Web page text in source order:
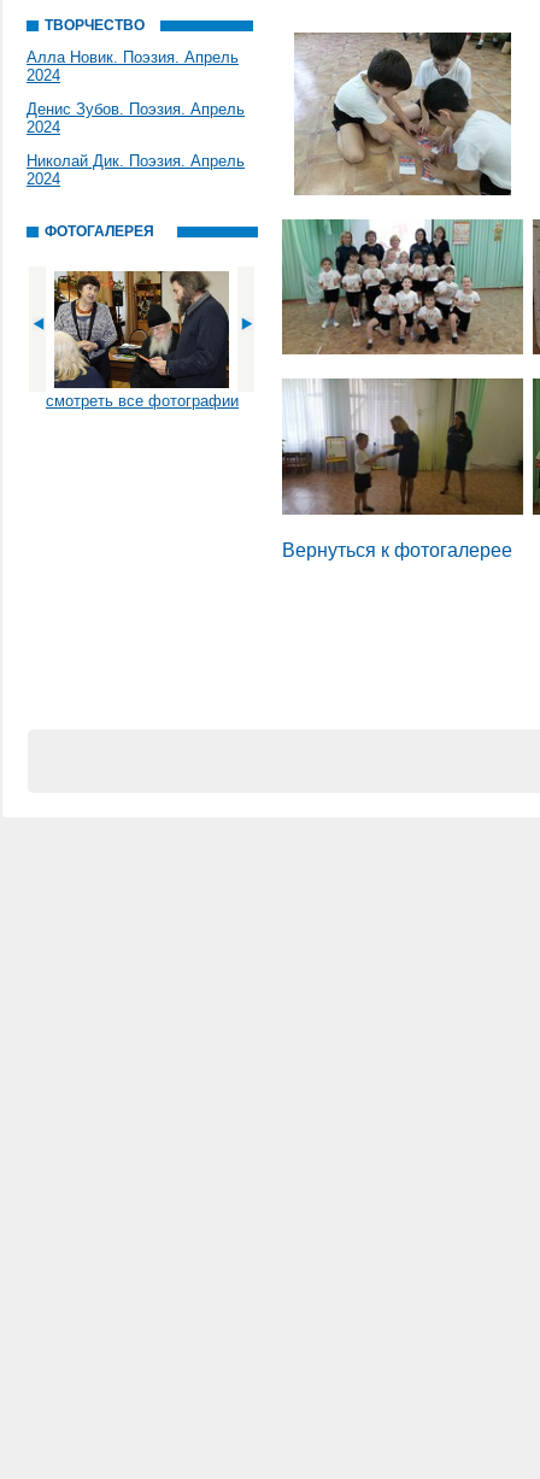
ТВОРЧЕСТВО
Алла Новик. Поэзия. Апрель
2024
Денис Зубов. Поэзия. Апрель
2024
Николай Дик. Поэзия. Апрель
2024
ФОТОГАЛЕРЕЯ
смотреть все фотографии
Вернуться к фотогалерее